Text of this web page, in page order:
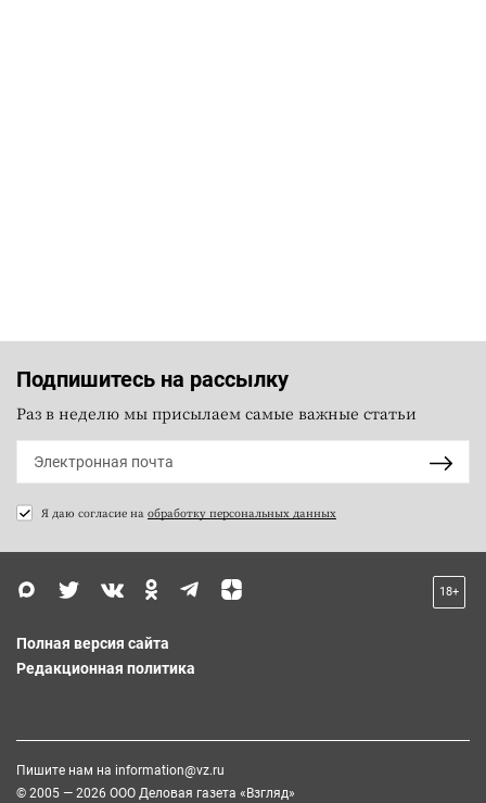
Подпишитесь на рассылку
Раз в неделю мы присылаем самые важные статьи
Я даю согласие на обработку персональных данных
18+
Полная версия сайта
Редакционная политика
Пишите нам на information@vz.ru
© 2005 — 2026 ООО Деловая газета «Взгляд»